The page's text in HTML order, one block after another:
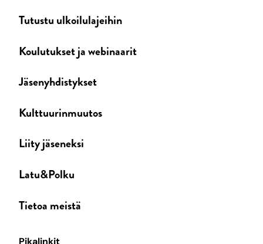
Tutustu ulkoilulajeihin
Koulutukset ja webinaarit
Jäsenyhdistykset
Kulttuurinmuutos
Liity jäseneksi
Latu&Polku
Tietoa meistä
Pikalinkit